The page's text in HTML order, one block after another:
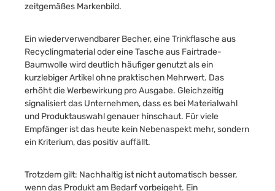
zeitgemäßes Markenbild.
Ein wiederverwendbarer Becher, eine Trinkflasche aus
Recyclingmaterial oder eine Tasche aus Fairtrade-
Baumwolle wird deutlich häufiger genutzt als ein
kurzlebiger Artikel ohne praktischen Mehrwert. Das
erhöht die Werbewirkung pro Ausgabe. Gleichzeitig
signalisiert das Unternehmen, dass es bei Materialwahl
und Produktauswahl genauer hinschaut. Für viele
Empfänger ist das heute kein Nebenaspekt mehr, sondern
ein Kriterium, das positiv auffällt.
Trotzdem gilt: Nachhaltig ist nicht automatisch besser,
wenn das Produkt am Bedarf vorbeigeht. Ein